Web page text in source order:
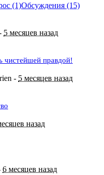
(1)Обсуждения (15)
5 месяцев назад
чистейшей правдой!
- 5 месяцев назад
назад
6 месяцев назад